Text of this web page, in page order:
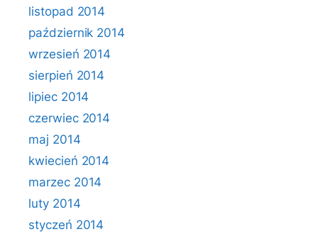
listopad 2014
październik 2014
wrzesień 2014
sierpień 2014
lipiec 2014
czerwiec 2014
maj 2014
kwiecień 2014
marzec 2014
luty 2014
styczeń 2014